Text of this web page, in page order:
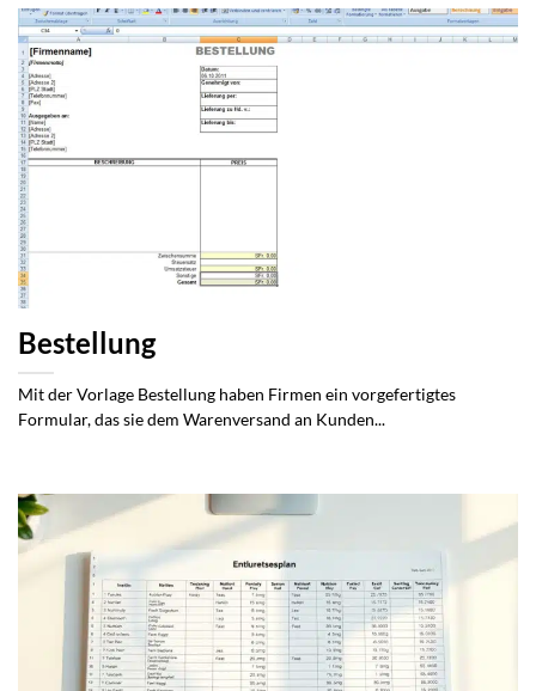
Bestellung
Mit der Vorlage Bestellung haben Firmen ein vorgefertigtes
Formular, das sie dem Warenversand an Kunden...